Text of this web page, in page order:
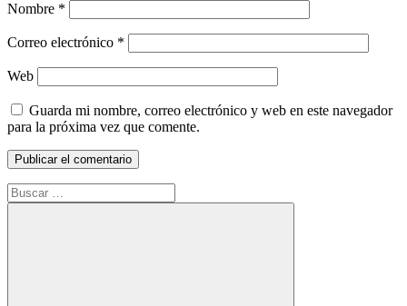
Nombre *
Correo electrónico *
Web
Guarda mi nombre, correo electrónico y web en este navegador
para la próxima vez que comente.
Buscar: